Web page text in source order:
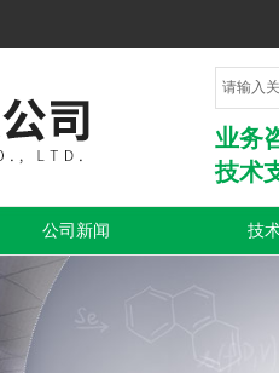
业务
技术
公司新闻 技